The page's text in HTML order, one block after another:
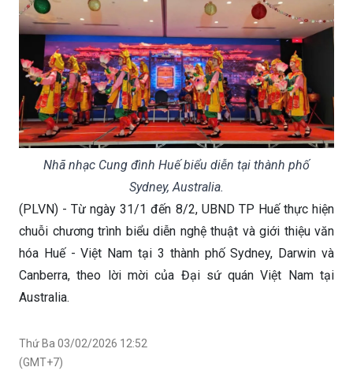
Nhã nhạc Cung đình Huế biểu diễn tại thành phố
Sydney, Australia.
(PLVN) - Từ ngày 31/1 đến 8/2, UBND TP Huế thực hiện
chuỗi chương trình biểu diễn nghệ thuật và giới thiệu văn
hóa Huế - Việt Nam tại 3 thành phố Sydney, Darwin và
Canberra, theo lời mời của Đại sứ quán Việt Nam tại
Australia.
Thứ Ba 03/02/2026 12:52
(GMT+7)